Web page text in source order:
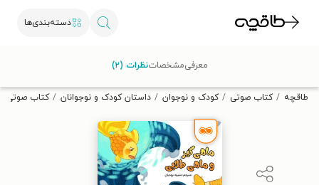
دسته‌بندی‌ها
تخفیف از طاقچه دریافت کن.
طاقچه کتاب صوتی کودک و نوجوان داستان کودک و نوجوانان کتاب صوتی
معرفیمشخصاتنظرات (۲)